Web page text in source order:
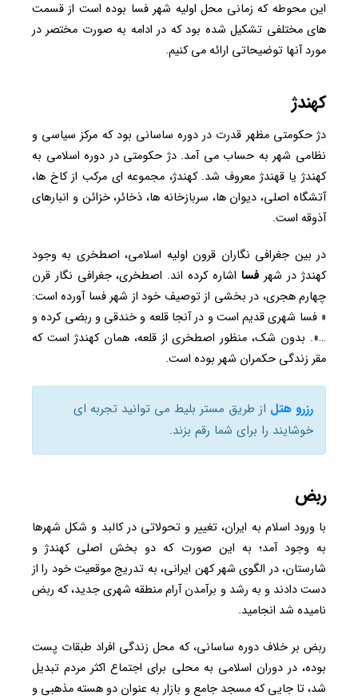
این محوطه که زمانی محل اولیه شهر فسا بوده است از قسمت
های مختلفی تشکیل شده بود که در ادامه به صورت مختصر در
مورد آنها توضیحاتی ارائه می کنیم.
کهندژ
دژ حکومتی مظهر قدرت در دوره ساسانی بود که مرکز سیاسی و
نظامی شهر به حساب می آمد. دژ حکومتی در دوره اسلامی به
کهندژ یا قهندژ معروف شد. کهندژ، مجموعه ای مرکب از کاخ ها،
آتشگاه اصلی، دیوان ها، سربازخانه ها، ذخائر، خزائن و انبارهای
آذوقه است.
در بین جغرافی نگاران قرون اولیه اسلامی، اصطخری به وجود
کهندژ در شهر فسا اشاره کرده اند. اصطخری، جغرافی نگار قرن
چهارم هجری، در بخشی از توصیف خود از شهر فسا آورده است:
« فسا شهری قدیم است و در آنجا قلعه و خندقی و ربضی کرده و
…». بدون شک، منظور اصطخری از قلعه، همان کهندژ است که
مقر زندگی حکمران شهر بوده است.
رزرو هتل از طریق مستر بلیط می توانید تجربه ای
خوشایند را برای شما رقم بزند.
ربض
با ورود اسلام به ایران، تغییر و تحولاتی در کالبد و شکل شهرها
به وجود آمد؛ به این صورت که دو بخش اصلی کهندژ و
شارستان، در الگوی شهر کهن ایرانی، به تدریج موقعیت خود را از
دست دادند و به رشد و برآمدن آرام منطقه شهری جدید، که ربض
نامیده شد انجامید.
ربض بر خلاف دوره ساسانی، که محل زندگی افراد طبقات پست
بوده، در دوران اسلامی به محلی برای اجتماع اکثر مردم تبدیل
شد، تا جایی که مسجد جامع و بازار به عنوان دو هسته مذهبی و